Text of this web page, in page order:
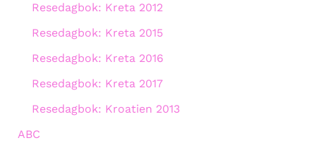
Resedagbok: Kreta 2012
Resedagbok: Kreta 2015
Resedagbok: Kreta 2016
Resedagbok: Kreta 2017
Resedagbok: Kroatien 2013
ABC